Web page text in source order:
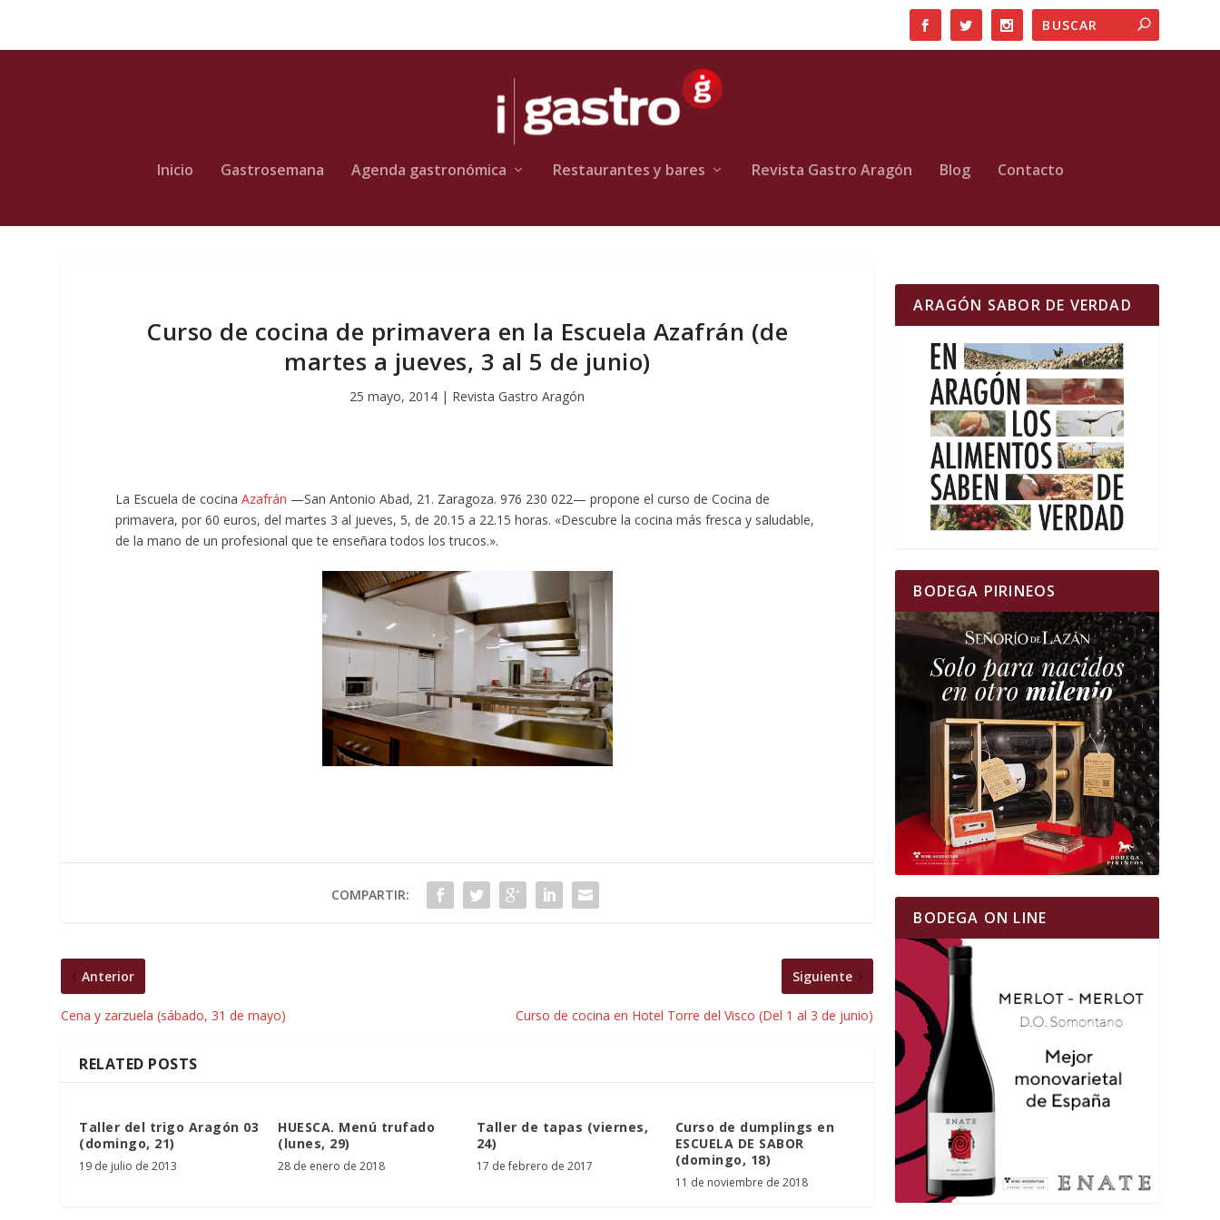
Inicio Gastrosemana Agenda gastronómica Restaurantes y bares Revista Gastro Aragón Blog Contacto
Curso de cocina de primavera en la Escuela Azafrán (de
martes a jueves, 3 al 5 de junio)
25 mayo, 2014 | Revista Gastro Aragón
La Escuela de cocinaAzafrán —San Antonio Abad, 21. Zaragoza. 976 230 022— propone el curso de Cocina de
primavera, por 60 euros, del martes 3 al jueves, 5, de 20.15 a 22.15 horas. «Descubre la cocina más fresca y saludable,
de la mano de un profesional que te enseñara todos los trucos.».
COMPARTIR:
Anterior
Cena y zarzuela (sábado, 31 de mayo)
Siguiente
Curso de cocina en Hotel Torre del Visco (Del 1 al 3 de junio)
RELATED POSTS
Taller del trigo Aragón 03
(domingo, 21)
19 de julio de 2013
HUESCA. Menú trufado
(lunes, 29)
28 de enero de 2018
Taller de tapas (viernes,
24)
17 de febrero de 2017
Curso de dumplings en
ESCUELA DE SABOR
(domingo, 18)
11 de noviembre de 2018
ARAGÓN SABOR DE VERDAD
BODEGA PIRINEOS
BODEGA ON LINE